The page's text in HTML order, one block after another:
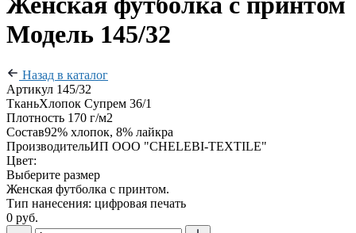
Модель 145/32
Назад в каталог
Артикул 145/32
ТканьХлопок Супрем 36/1
Плотность 170 г/м2
Состав92% хлопок, 8% лайкра
ПроизводительИП ООО "CHELEBI-TEXTILE"
Цвет:
Выберите размер
Женская футболка с принтом.
Тип нанесения: цифровая печать
0 руб.